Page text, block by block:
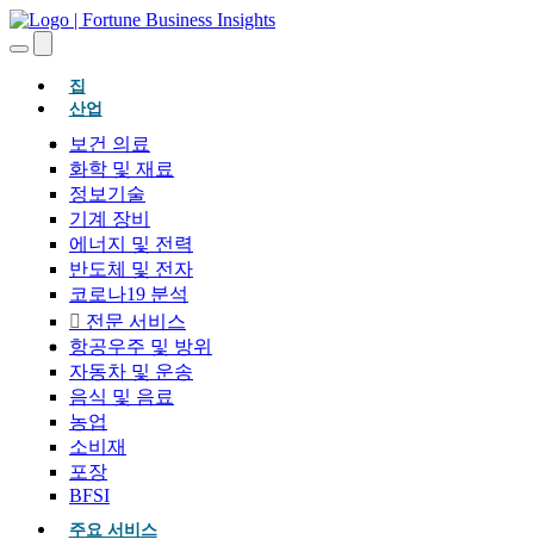
집(현재의)
산업
보건 의료
화학 및 재료
정보기술
기계 장비
에너지 및 전력
반도체 및 전자
코로나19 분석
전문 서비스
항공우주 및 방위
자동차 및 운송
음식 및 음료
농업
소비재
포장
BFSI
주요 서비스